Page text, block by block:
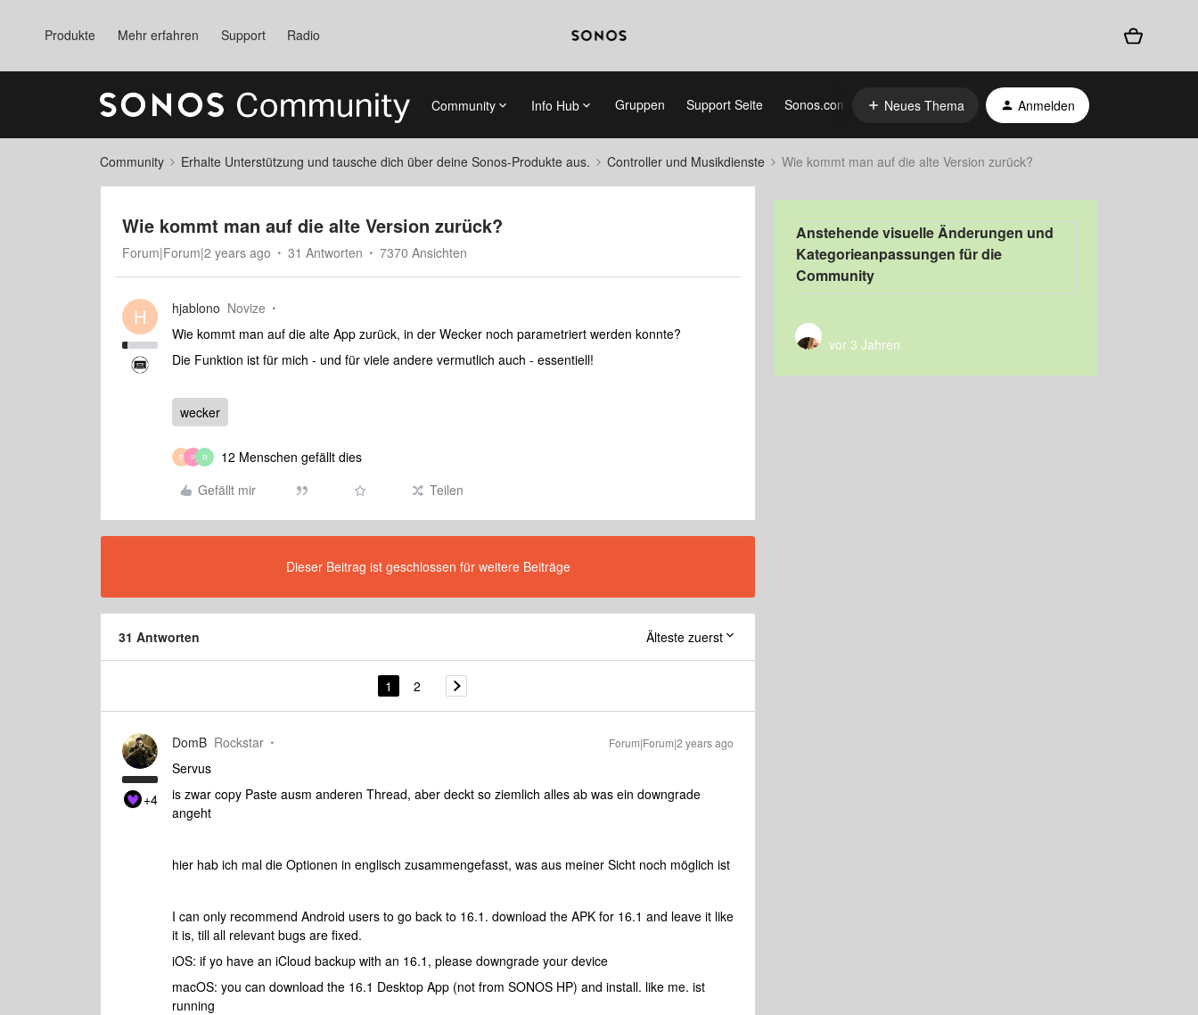
Produkte Mehr erfahren Support Radio
Community Info Hub Gruppen Support Seite Sonos.com Neues Thema Anmelden
Community Erhalte Unterstützung und tausche dich über deine Sonos-Produkte aus. Controller und Musikdienste Wie kommt man auf die alte Version zurück?
Wie kommt man auf die alte Version zurück?
Forum|Forum|2 years ago 31 Antworten 7370 Ansichten
H hjablono Novize
Wie kommt man auf die alte App zurück, in der Wecker noch parametriert werden konnte?
Die Funktion ist für mich - und für viele andere vermutlich auch - essentiell!
wecker
P P R
12 Menschen gefällt dies
Gefällt mir
Teilen
Dieser Beitrag ist geschlossen für weitere Beiträge
31 Antworten Älteste zuerst
1 2
+4
DomB Rockstar Forum|Forum|2 years ago
Servus
is zwar copy Paste ausm anderen Thread, aber deckt so ziemlich alles ab was ein downgrade
angeht
hier hab ich mal die Optionen in englisch zusammengefasst, was aus meiner Sicht noch möglich ist
I can only recommend Android users to go back to 16.1. download the APK for 16.1 and leave it like
it is, till all relevant bugs are fixed.
iOS: if yo have an iCloud backup with an 16.1, please downgrade your device
macOS: you can download the 16.1 Desktop App (not from SONOS HP) and install. like me. ist
running
Anstehende visuelle Änderungen und
Kategorieanpassungen für die
Community
vor 3 Jahren